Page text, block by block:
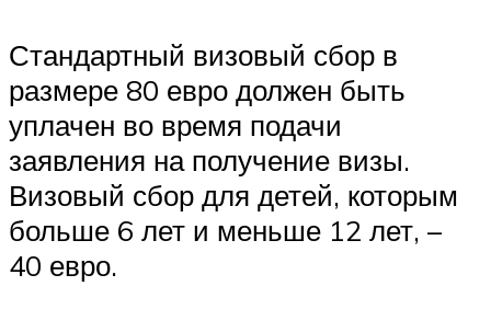
Стандартный визовый сбор в
размере 80 евро должен быть
уплачен во время подачи
заявления на получение визы.
Визовый сбор для детей, которым
больше 6 лет и меньше 12 лет, –
40 евро.